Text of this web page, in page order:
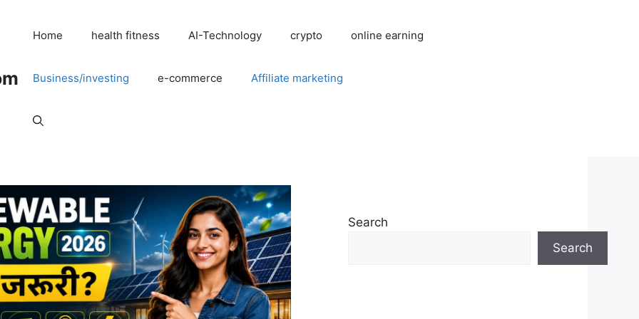
Home health fitness AI-Technology crypto online earning
Business/investing e-commerce Affiliate marketing
Search
Search